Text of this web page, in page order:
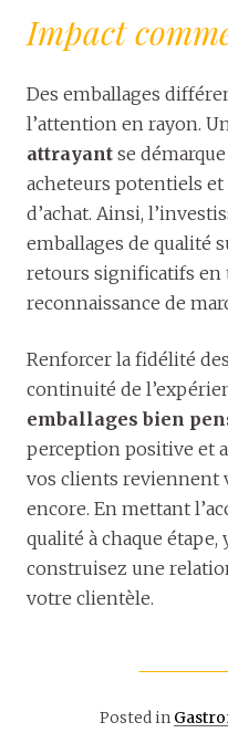
Impact
Des emballages
l’attention en rayon.
attrayant se
acheteurs potentiels
d’achat. Ainsi,
emballages de qualité
retours significatifs en
reconnaissance de
Renforcer la fidélité
continuité de
emballages bien
perception positive et
vos clients reviennent
encore. En mettant
qualité à chaque étape,
construisez une
votre clientèle.
Posted in